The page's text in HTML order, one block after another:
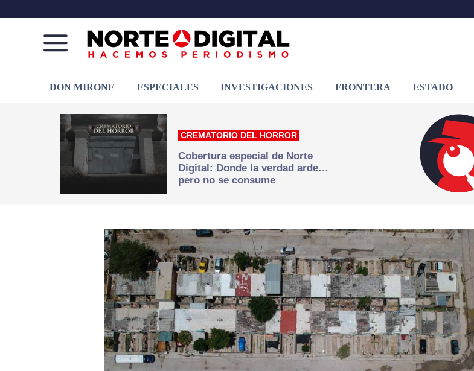
de
Juárez
que
hacemos periodismo
DON MIRONE ESPECIALES INVESTIGACIONES FRONTERA ESTADO
CREMATORIO DEL HORROR
Cobertura especial de Norte
Digital: Donde la verdad arde…
pero no se consume